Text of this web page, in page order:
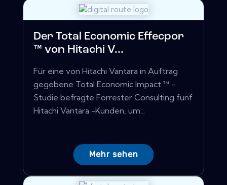
Der Total Economic Effecpor
™ von Hitachi V...
Für eine von Hitachi Vantara in Auftrag
gegebene Total Economic Impact ™ -
Studie befragte Forrester Consulting fünf
Hitachi Vantara -Kunden, um...
Mehr sehen